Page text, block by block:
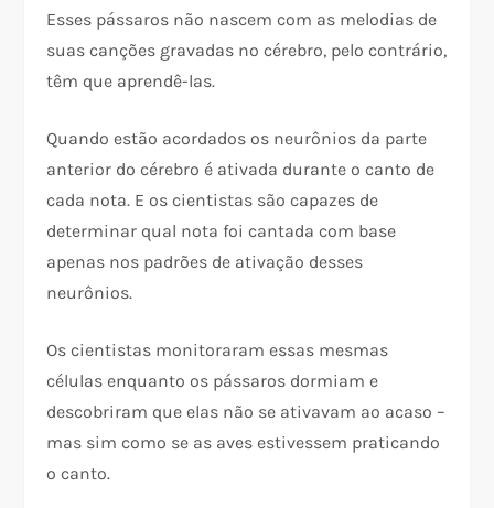
Esses pássaros não nascem com as melodias de
suas canções gravadas no cérebro, pelo contrário,
têm que aprendê-las.
Quando estão acordados os neurônios da parte
anterior do cérebro é ativada durante o canto de
cada nota. E os cientistas são capazes de
determinar qual nota foi cantada com base
apenas nos padrões de ativação desses
neurônios.
Os cientistas monitoraram essas mesmas
células enquanto os pássaros dormiam e
descobriram que elas não se ativavam ao acaso –
mas sim como se as aves estivessem praticando
o canto.